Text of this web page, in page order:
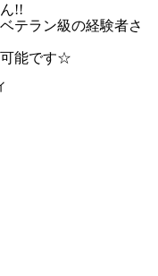
!!
テラン級の経験者さ
可能です☆